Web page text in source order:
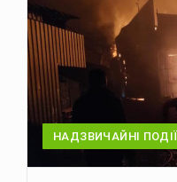
НАДЗВИЧАЙНІ ПОДІЇ